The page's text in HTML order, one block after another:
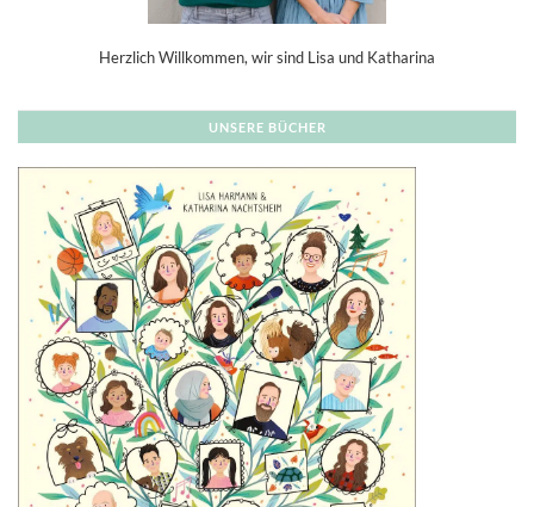
Herzlich Willkommen, wir sind Lisa und Katharina
UNSERE BÜCHER